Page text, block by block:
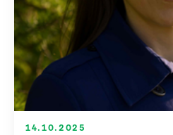
14.10.2025